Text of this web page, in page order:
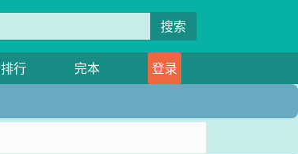
搜索
排行 完本 登录